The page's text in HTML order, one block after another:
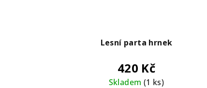
Lesní parta hrnek
420 Kč
Skladem (1 ks)